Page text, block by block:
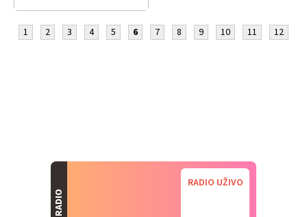
1 2 3 4 5 6 7 8 9 10 11 12
RADIO
RADIO UŽIVO